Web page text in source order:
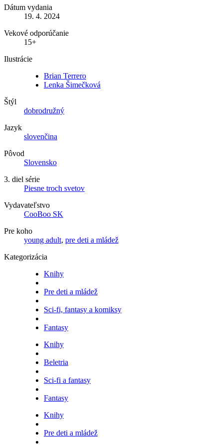
Dátum vydania
19. 4. 2024
Vekové odporúčanie
15+
Ilustrácie
Brian Terrero
Lenka Šimečková
Štýl
dobrodružný
Jazyk
slovenčina
Pôvod
Slovensko
3. diel série
Piesne troch svetov
Vydavateľstvo
CooBoo SK
Pre koho
young adult, pre deti a mládež
Kategorizácia
Knihy
Pre deti a mládež
Sci-fi, fantasy a komiksy
Fantasy
Knihy
Beletria
Sci-fi a fantasy
Fantasy
Knihy
Pre deti a mládež